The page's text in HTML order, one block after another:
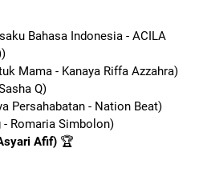
Bahasa Indonesia - ACILA
Mama - Kanaya Riffa Azzahra)
Q)
Persahabatan - Nation Beat)
- Romaria Simbolon)
Afif)🏆